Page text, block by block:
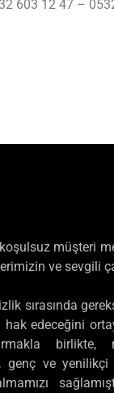
603 12 47 –
müşteri
ve sevgili
sırasında
edeceğini
genç ve